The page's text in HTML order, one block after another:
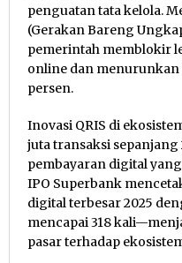
penguatan tata kelola.
(Gerakan Bareng
pemerintah memblokir
online dan
persen.
Inovasi QRIS di
juta transaksi sepanjang
pembayaran digital
IPO Superbank
digital terbesar 2025
mencapai 318
pasar terhadap